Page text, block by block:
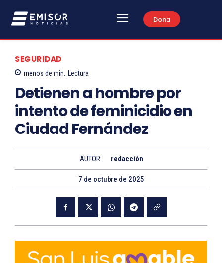
Dona
SEGURIDAD
menos de min. Lectura
Detienen a hombre por
intento de feminicidio en
Ciudad Fernández
AUTOR: redacción
7 de octubre de 2025